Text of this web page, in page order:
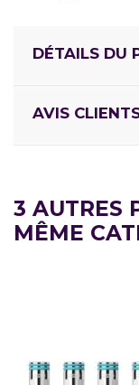
DÉTAILS DU
AVIS
3 AUTRES
MÊME